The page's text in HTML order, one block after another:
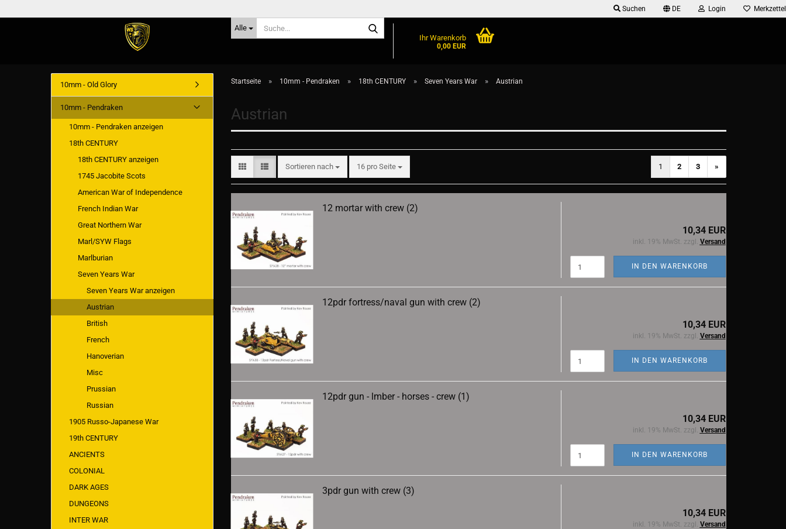
Suchen DE Login Merkzettel
Alle
Suche...
Ihr Warenkorb
0,00 EUR
Startseite » 10mm - Pendraken » 18th CENTURY » Seven Years War » Austrian
Austrian
Sortieren nach
Sortieren nach 16 pro Seite
pro Seite 1 2 3 »
12 mortar with crew (2)
10,34 EUR
inkl. 19% MwSt. zzgl. Versand
IN DEN WARENKORB
12pdr fortress/naval gun with crew (2)
10,34 EUR
inkl. 19% MwSt. zzgl. Versand
IN DEN WARENKORB
12pdr gun - lmber - horses - crew (1)
10,34 EUR
inkl. 19% MwSt. zzgl. Versand
IN DEN WARENKORB
3pdr gun with crew (3)
10,34 EUR
inkl. 19% MwSt. zzgl. Versand
10mm - Old Glory
10mm - Pendraken
10mm - Pendraken anzeigen
18th CENTURY
18th CENTURY anzeigen
1745 Jacobite Scots
American War of Independence
French Indian War
Great Northern War
Marl/SYW Flags
Marlburian
Seven Years War
Seven Years War anzeigen
Austrian
British
French
Hanoverian
Misc
Prussian
Russian
1905 Russo-Japanese War
19th CENTURY
ANCIENTS
COLONIAL
DARK AGES
DUNGEONS
INTER WAR